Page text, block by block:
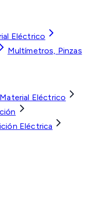
Eléctrico
Multímetros, Pinzas
Eléctrico
Eléctrica